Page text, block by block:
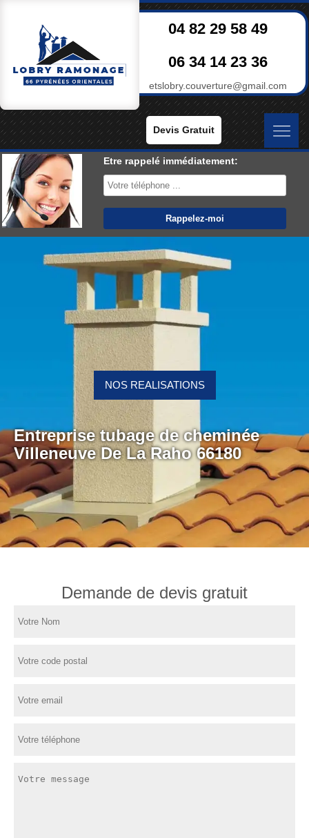
04 82 29 58 49
06 34 14 23 36
etslobry.couverture@gmail.com
Devis Gratuit
Etre rappelé immédiatement:
Entreprise tubage de cheminée
Villeneuve De La Raho 66180
NOS REALISATIONS
Demande de devis gratuit